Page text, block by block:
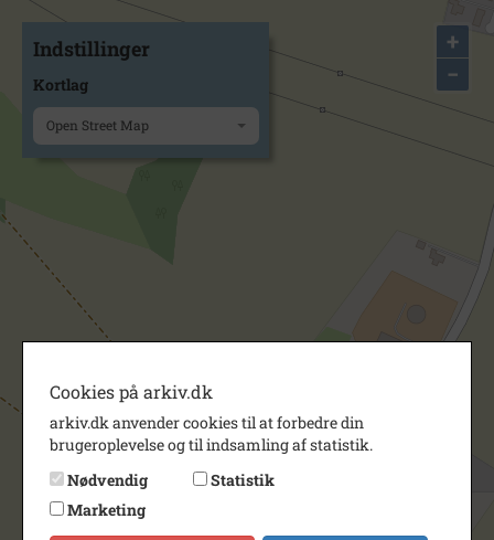
+
−
Indstillinger
Kortlag
Open Street Map
Cookies på arkiv.dk
arkiv.dk anvender cookies til at forbedre din
brugeroplevelse og til indsamling af statistik.
Nødvendig
Statistik
Marketing